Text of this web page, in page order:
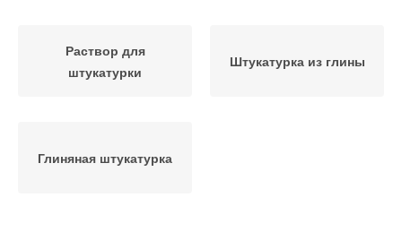
Раствор для
штукатурки
Штукатурка из глины
Глиняная штукатурка